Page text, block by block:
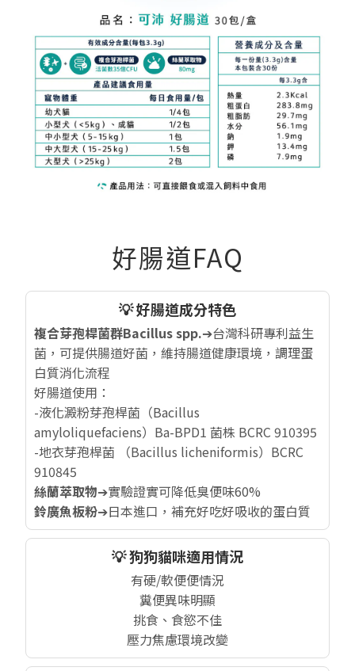
好腸道FAQ
💡 好腸道成分特色
複合芽孢桿菌群Bacillus spp.➔台灣科研專利益生
菌，可提供腸道好菌，維持腸道健康環境，調理蛋
白質消化流程
好腸道使用：
-液化澱粉芽孢桿菌（Bacillus
amyloliquefaciens）Ba-BPD1 菌株 BCRC 910395
-地衣芽孢桿菌 （Bacillus licheniformis）BCRC
910845
絲蘭萃取物➔實驗證實可降低臭便味60%
鈴廣魚板粉➔日本進口，補充好吃好吸收的蛋白質
💡 狗狗貓咪適用情況
有硬/軟便便情況
糞便異味明顯
挑食、食慾不佳
壓力焦慮環境改變